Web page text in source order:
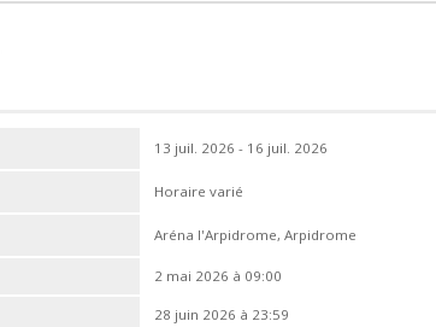
13 juil. 2026 - 16 juil. 2026
Horaire varié
Aréna l'Arpidrome, Arpidrome
2 mai 2026 à 09:00
28 juin 2026 à 23:59